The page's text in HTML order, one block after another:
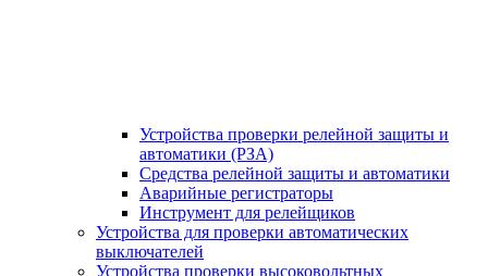
Устройства проверки релейной защиты и
автоматики (РЗА)
Средства релейной защиты и автоматики
Аварийные регистраторы
Инструмент для релейщиков
Устройства для проверки автоматических
выключателей
Устройства проверки высоковольтных